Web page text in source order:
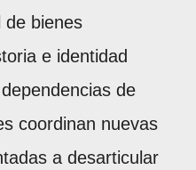
de bienes
e identidad
de
coordinan nuevas
a desarticular